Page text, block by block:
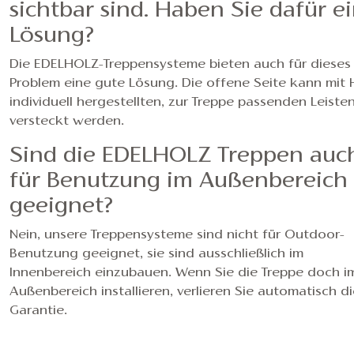
sichtbar sind. Haben Sie dafür
Lösung?
Die EDELHOLZ-Treppensysteme bieten auch für dieses
Problem eine gute Lösung. Die offene Seite kann mit
individuell hergestellten, zur Treppe passenden
versteckt werden.
Sind die EDELHOLZ Treppen
für Benutzung im Außenbereich
geeignet?
Nein, unsere Treppensysteme sind nicht für Outdoor-
Benutzung geeignet, sie sind ausschließlich im
Innenbereich einzubauen. Wenn Sie die Treppe doch
Außenbereich installieren, verlieren Sie automatisch
Garantie.